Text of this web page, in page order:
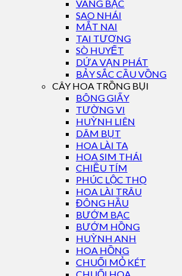
VÀNG BẠC
SAO NHÁI
MẮT NAI
TAI TƯỢNG
SÒ HUYẾT
DỨA VẠN PHÁT
BẢY SẮC CẦU VỒNG
CÂY HOA TRỒNG BỤI
BÔNG GIẤY
TƯỜNG VI
HUỲNH LIÊN
DÂM BỤT
HOA LÀI TA
HOA SIM THÁI
CHIỀU TÍM
PHÚC LỘC THỌ
HOA LÀI TRÂU
ĐÔNG HẦU
BƯỚM BẠC
BƯỚM HỒNG
HUỲNH ANH
HOA HỒNG
CHUỐI MỎ KÉT